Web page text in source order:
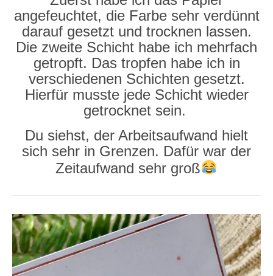
angefeuchtet, die Farbe sehr verdünnt
darauf gesetzt und trocknen lassen.
Die zweite Schicht habe ich mehrfach
getropft. Das tropfen habe ich in
verschiedenen Schichten gesetzt.
Hierfür musste jede Schicht wieder
getrocknet sein.
Du siehst, der Arbeitsaufwand hielt
sich sehr in Grenzen. Dafür war der
Zeitaufwand sehr groß